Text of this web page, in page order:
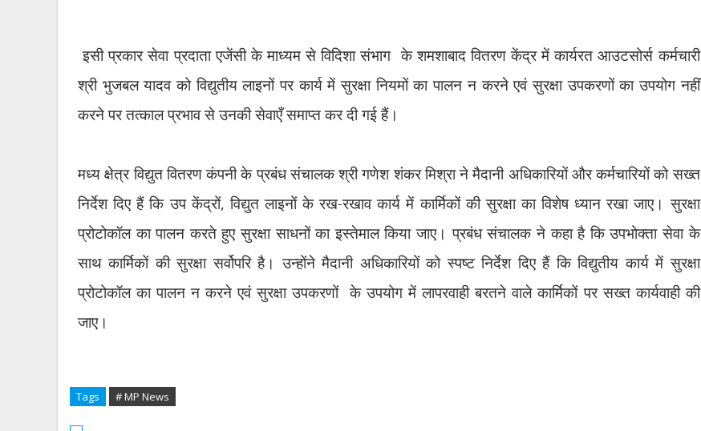
इसी प्रकार सेवा प्रदाता एजेंसी के माध्यम से विदिशा संभाग के शमशाबाद वितरण केंद्र में कार्यरत आउटसोर्स कर्मचारी
श्री भुजबल यादव को विद्युतीय लाइनों पर कार्य में सुरक्षा नियमों का पालन न करने एवं सुरक्षा उपकरणों का उपयोग नहीं
करने पर तत्काल प्रभाव से उनकी सेवाएँ समाप्त कर दी गई हैं।
मध्य क्षेत्र विद्युत वितरण कंपनी के प्रबंध संचालक श्री गणेश शंकर मिश्रा ने मैदानी अधिकारियों और कर्मचारियों को सख्त
निर्देश दिए हैं कि उप केंद्रों,विद्युत लाइनों के रख-रखाव कार्य में कार्मिकों की सुरक्षा का विशेष ध्यान रखा जाए। सुरक्षा
प्रोटोकॉल का पालन करते हुए सुरक्षा साधनों का इस्तेमाल किया जाए। प्रबंध संचालक ने कहा है कि उपभोक्ता सेवा के
साथ कार्मिकों की सुरक्षा सर्वोपरि है। उन्होंने मैदानी अधिकारियों को स्पष्ट निर्देश दिए हैं कि विद्युतीय कार्य में सुरक्षा
प्रोटोकॉल का पालन न करने एवं सुरक्षा उपकरणों के उपयोग में लापरवाही बरतने वाले कार्मिकों पर सख्त कार्यवाही की
जाए।
Tags # MP News